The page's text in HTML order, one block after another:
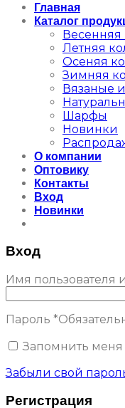
Главная
Каталог
Весенняя
Летняя
Осеняя
Зимняя
Вязаные
Шарфы
Новинки
О компании
Оптовику
Контакты
Вход
Новинки
Вход
Имя пользователя
Пароль *
Запомнить меня
Забыли свой
Регистрация